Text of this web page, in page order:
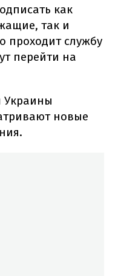
как
так и
проходит службу
перейти на
Украины
новые